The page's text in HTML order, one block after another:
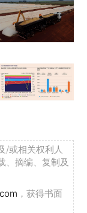
/或相关权利人
、摘编、复制及
，获得书面